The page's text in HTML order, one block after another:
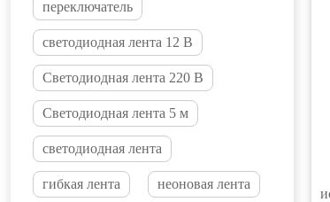
переключатель
светодиодная лента 12 В
Светодиодная лента 220 В
Светодиодная лента 5 м
светодиодная лента
гибкая лента неоновая лента